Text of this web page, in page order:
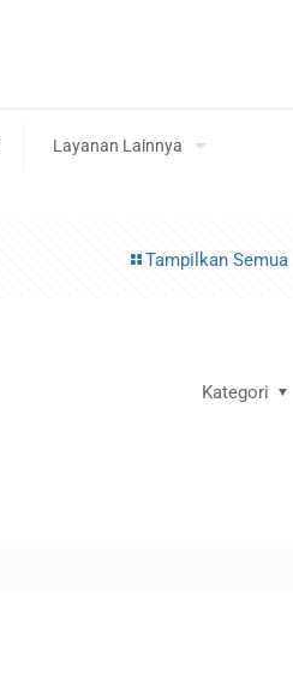
Layanan Lainnya
Tampilkan Semua
Kategori